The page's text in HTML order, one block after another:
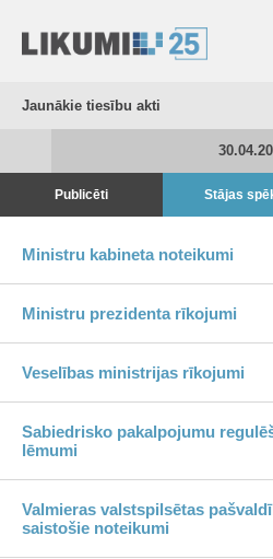
Jaunākie tiesību akti
Publicēti Stājas
Ministru kabineta noteikumi
Ministru prezidenta rīkojumi
Veselības ministrijas rīkojumi
Sabiedrisko pakalpojumu
lēmumi
Valmieras valstspilsētas
saistošie noteikumi